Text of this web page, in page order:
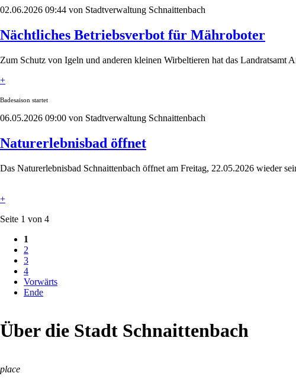
02.06.2026 09:44 von Stadtverwaltung Schnaittenbach
Nächtliches Betriebsverbot für Mähroboter
Zum Schutz von Igeln und anderen kleinen Wirbeltieren hat das
+
Badesaison startet
06.05.2026 09:00 von Stadtverwaltung Schnaittenbach
Naturerlebnisbad öffnet
Das Naturerlebnisbad Schnaittenbach öffnet am Freitag, 22.05.2026 wieder
+
Seite 1 von 4
1
2
3
4
Vorwärts
Ende
Über die Stadt Schnaittenbach
place